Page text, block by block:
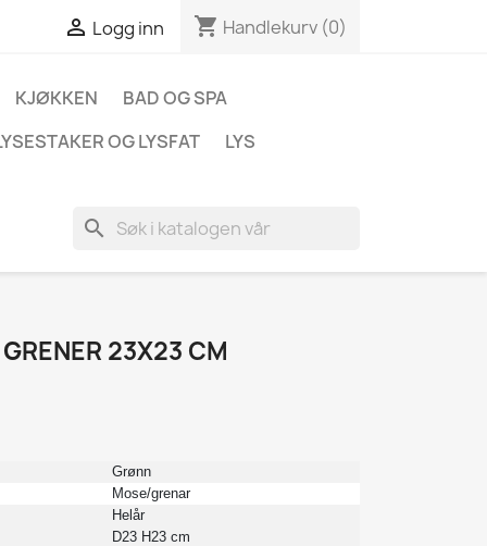
 Logg inn shopping_cart Handlekurv (0)
KJØKKEN
BAD OG SPA
OG LYSFAT
LYS
search
23X23 CM
Grønn
Mose/grenar
Helår
D23 H23 cm